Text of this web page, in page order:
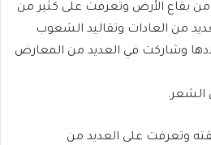
بقاع الأرض وتعرفت على كثير من
من العادات وتقاليد الشعوب
وشاركت في العديد من المعارض
الشعر.
وتعرفت على العديد من